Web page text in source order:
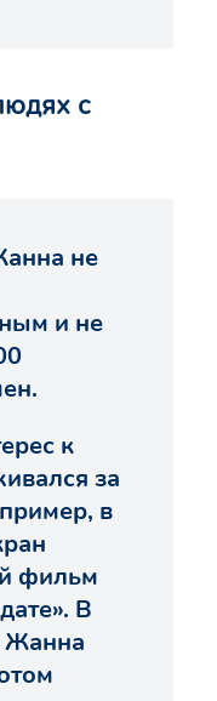
с
не
и не
к
за
в
фильм
В
Жанна